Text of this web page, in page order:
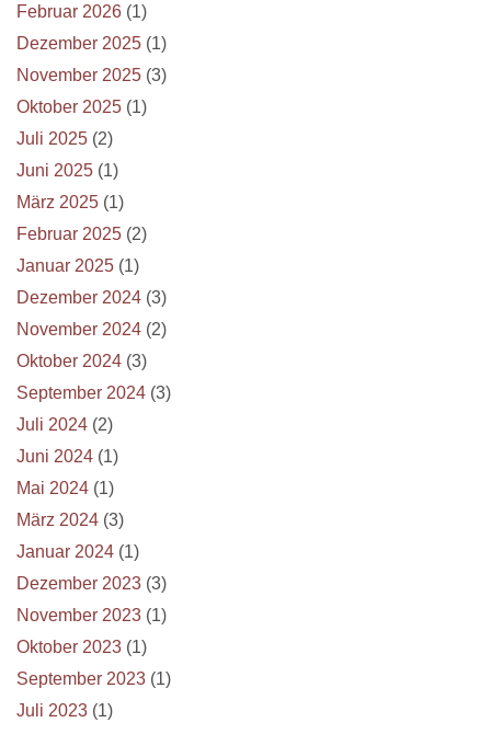
Februar 2026 (1)
Dezember 2025 (1)
November 2025 (3)
Oktober 2025 (1)
Juli 2025 (2)
Juni 2025 (1)
März 2025 (1)
Februar 2025 (2)
Januar 2025 (1)
Dezember 2024 (3)
November 2024 (2)
Oktober 2024 (3)
September 2024 (3)
Juli 2024 (2)
Juni 2024 (1)
Mai 2024 (1)
März 2024 (3)
Januar 2024 (1)
Dezember 2023 (3)
November 2023 (1)
Oktober 2023 (1)
September 2023 (1)
Juli 2023 (1)